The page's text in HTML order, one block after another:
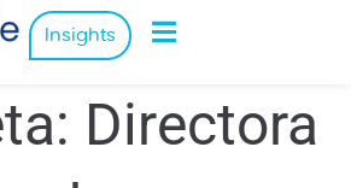
Insights
Directora